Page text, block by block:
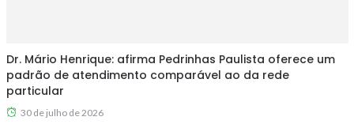
Dr. Mário Henrique: afirma Pedrinhas Paulista oferece um
padrão de atendimento comparável ao da rede
particular
30 de julho de 2026